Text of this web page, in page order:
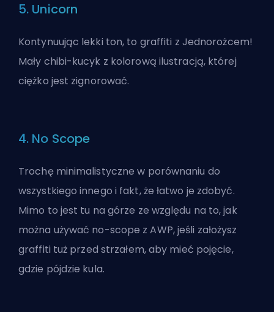
5. Unicorn
Kontynuując lekki ton, to graffiti z Jednorożcem!
Mały chibi-kucyk z kolorową ilustracją, której
ciężko jest zignorować.
4. No Scope
Trochę minimalistyczne w porównaniu do
wszystkiego innego i fakt, że łatwo je zdobyć.
Mimo to jest tu na górze ze względu na to, jak
można używać no-scope z AWP, jeśli założysz
graffiti tuż przed strzałem, aby mieć pojęcie,
gdzie pójdzie kula.